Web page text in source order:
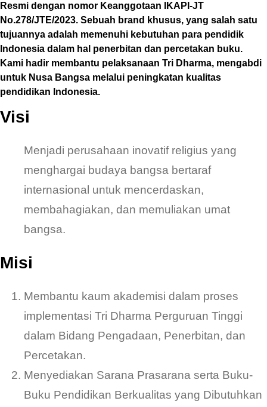
Resmi dengan nomor Keanggotaan IKAPI-JT
No.278/JTE/2023. Sebuah brand khusus, yang salah satu
tujuannya adalah memenuhi kebutuhan para pendidik
Indonesia dalam hal penerbitan dan percetakan buku.
Kami hadir membantu pelaksanaan Tri Dharma, mengabdi
untuk Nusa Bangsa melalui peningkatan kualitas
pendidikan Indonesia.
Visi
Menjadi perusahaan inovatif religius yang
menghargai budaya bangsa bertaraf
internasional untuk mencerdaskan,
membahagiakan, dan memuliakan umat
bangsa.
Misi
Membantu kaum akademisi dalam proses
implementasi Tri Dharma Perguruan Tinggi
dalam Bidang Pengadaan, Penerbitan, dan
Percetakan.
Menyediakan Sarana Prasarana serta Buku-
Buku Pendidikan Berkualitas yang Dibutuhkan